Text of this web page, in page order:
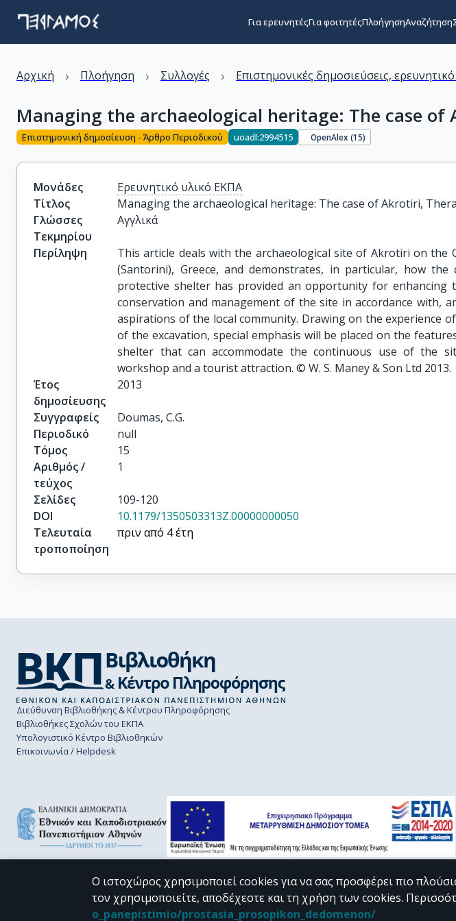
Για ερευνητέςΓια φοιτητέςΠλοήγησηΑναζήτηση
Αρχική › Πλοήγηση › Συλλογές › Επιστημονικές δημοσιεύσεις,
Managing the archaeological heritage: The case
Επιστημονική δημοσίευση - Άρθρο Περιοδικού uoadl:2994515 OpenAlex (15)
Μονάδες
Ερευνητικό υλικό ΕΚΠΑ
Τίτλος
Managing the archaeological heritage: The case of Akrotiri,
Γλώσσες
Τεκμηρίου
Αγγλικά
Περίληψη
This article deals with the archaeological site of Akrotiri on the
(Santorini), Greece, and demonstrates, in particular, how
protective shelter has provided an opportunity for enhancing
conservation and management of the site in accordance with,
aspirations of the local community. Drawing on the experience
of the excavation, special emphasis will be placed on the
shelter that can accommodate the continuous use of the
workshop and a tourist attraction. © W. S. Maney & Son Ltd 2013.
Έτος
δημοσίευσης
2013
Συγγραφείς
Doumas, C.G.
Περιοδικό
null
Τόμος
15
Αριθμός /
τεύχος
1
Σελίδες
109-120
DOI
10.1179/1350503313Z.00000000050
Τελευταία
τροποποίηση
πριν από 4 έτη
Διεύθυνση Βιβλιοθήκης & Κέντρου Πληροφόρησης
Βιβλιοθήκες Σχολών του ΕΚΠΑ
Υπολογιστικό Κέντρο Βιβλιοθηκών
Επικοινωνία / Helpdesk
CC BY-NC 4.0
Ο ιστοχώρος χρησιμοποιεί cookies για να σας προσφέρει πιο
τον χρησιμοποιείτε, αποδέχεστε και τη χρήση των cookies.
o_panepistimio/prostasia_prosopikon_dedomenon/